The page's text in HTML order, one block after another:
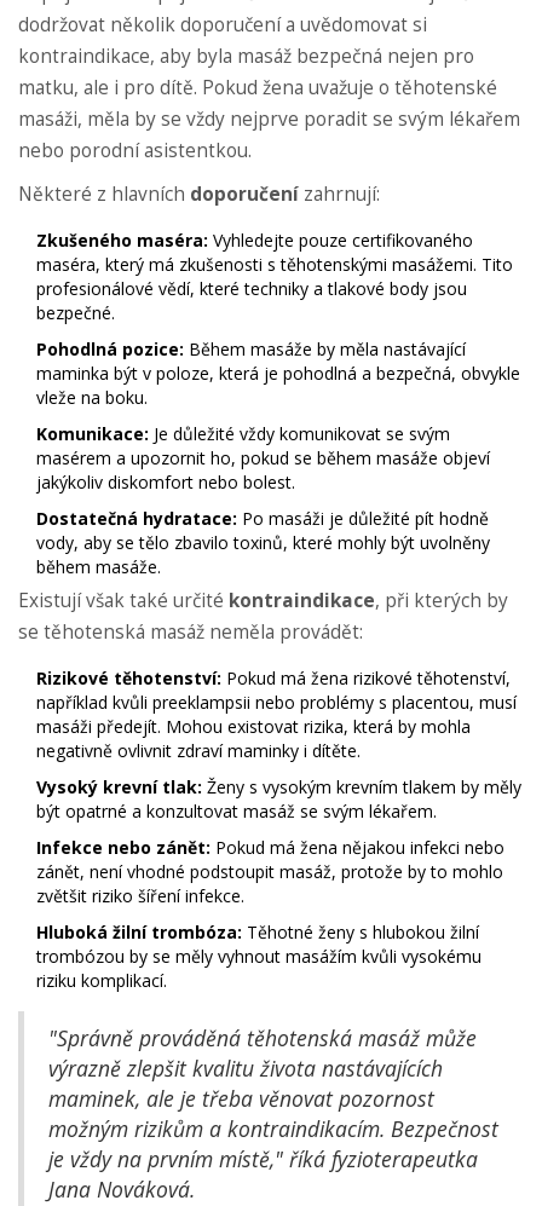
dodržovat několik doporučení a uvědomovat si
kontraindikace, aby byla masáž bezpečná nejen pro
matku, ale i pro dítě. Pokud žena uvažuje o těhotenské
masáži, měla by se vždy nejprve poradit se svým lékařem
nebo porodní asistentkou.
Některé z hlavních doporučení zahrnují:
Zkušeného maséra: Vyhledejte pouze certifikovaného
maséra, který má zkušenosti s těhotenskými masážemi. Tito
profesionálové vědí, které techniky a tlakové body jsou
bezpečné.
Pohodlná pozice: Během masáže by měla nastávající
maminka být v poloze, která je pohodlná a bezpečná, obvykle
vleže na boku.
Komunikace: Je důležité vždy komunikovat se svým
masérem a upozornit ho, pokud se během masáže objeví
jakýkoliv diskomfort nebo bolest.
Dostatečná hydratace: Po masáži je důležité pít hodně
vody, aby se tělo zbavilo toxinů, které mohly být uvolněny
během masáže.
Existují však také určité kontraindikace, při kterých by
se těhotenská masáž neměla provádět:
Rizikové těhotenství: Pokud má žena rizikové těhotenství,
například kvůli preeklampsii nebo problémy s placentou, musí
masáži předejít. Mohou existovat rizika, která by mohla
negativně ovlivnit zdraví maminky i dítěte.
Vysoký krevní tlak: Ženy s vysokým krevním tlakem by měly
být opatrné a konzultovat masáž se svým lékařem.
Infekce nebo zánět: Pokud má žena nějakou infekci nebo
zánět, není vhodné podstoupit masáž, protože by to mohlo
zvětšit riziko šíření infekce.
Hluboká žilní trombóza: Těhotné ženy s hlubokou žilní
trombózou by se měly vyhnout masážím kvůli vysokému
riziku komplikací.
"Správně prováděná těhotenská masáž může
výrazně zlepšit kvalitu života nastávajících
maminek, ale je třeba věnovat pozornost
možným rizikům a kontraindikacím. Bezpečnost
je vždy na prvním místě," říká fyzioterapeutka
Jana Nováková.